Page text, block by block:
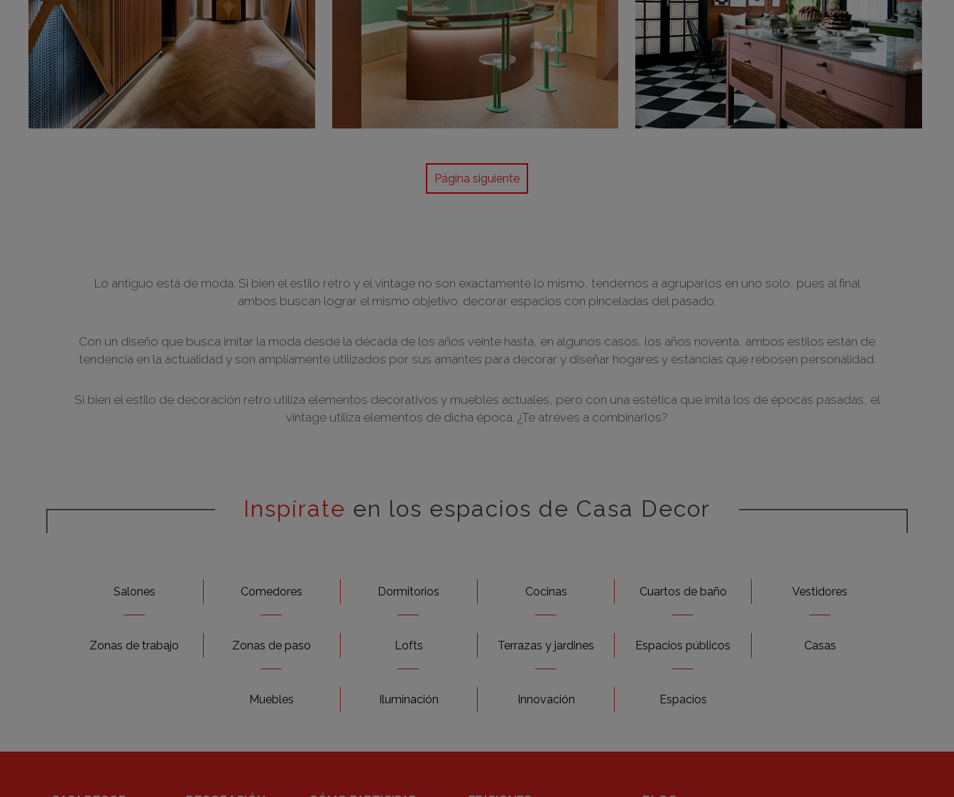
Página siguiente
Lo antiguo está de moda. Si bien el estilo retro y el vintage no son exactamente lo mismo, tendemos a agruparlos en uno solo, pues al final
ambos buscan lograr el mismo objetivo: decorar espacios con pinceladas del pasado.
Con un diseño que busca imitar la moda desde la década de los años veinte hasta, en algunos casos, los años noventa, ambos estilos están de
tendencia en la actualidad y son ampliamente utilizados por sus amantes para decorar y diseñar hogares y estancias que rebosen personalidad.
Si bien el estilo de decoración retro utiliza elementos decorativos y muebles actuales, pero con una estética que imita los de épocas pasadas, el
vintage utiliza elementos de dicha época. ¿Te atreves a combinarlos?
Inspírate en los espacios de Casa Decor
Salones Comedores Dormitorios Cocinas Cuartos de baño Vestidores
Zonas de trabajo Zonas de paso Lofts Terrazas y jardines Espacios públicos Casas
Muebles Iluminación Innovación Espacios